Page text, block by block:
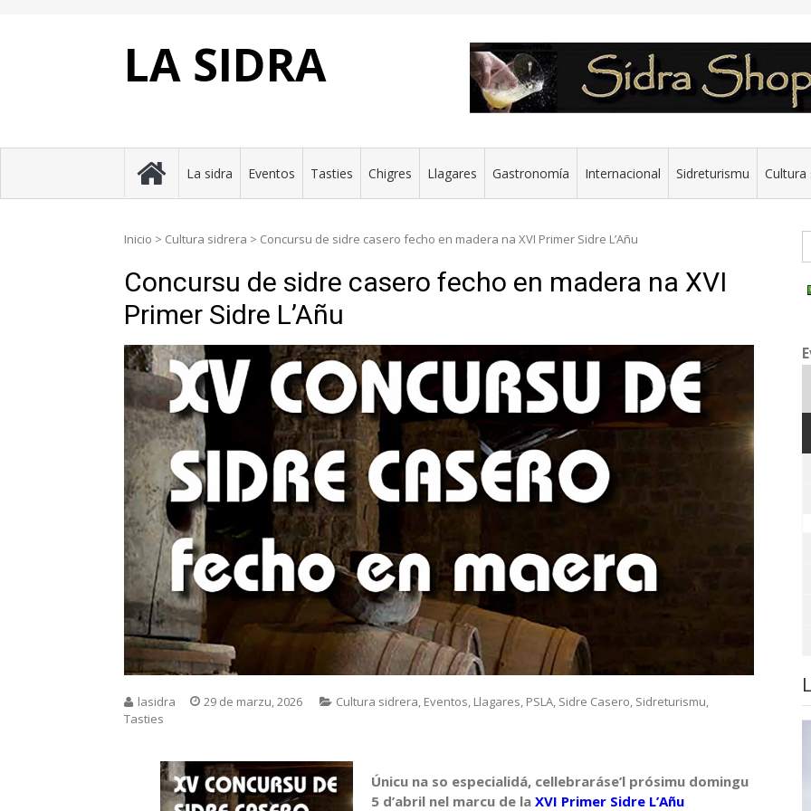
LA SIDRA
La sidra Eventos Tasties Chigres Llagares Gastronomía Internacional Sidreturismu Cultura
Inicio > Cultura sidrera > Concursu de sidre casero fecho en madera na XVI Primer Sidre L’Añu
Concursu de sidre casero fecho en madera na XVI
Primer Sidre L’Añu
lasidra 29 de marzu, 2026 Cultura sidrera, Eventos, Llagares, PSLA, Sidre Casero, Sidreturismu,
Tasties
Únicu na so especialidá, cellebraráse’l prósimu domingu
5 d’abril nel marcu de laXVI Primer Sidre L’Añu